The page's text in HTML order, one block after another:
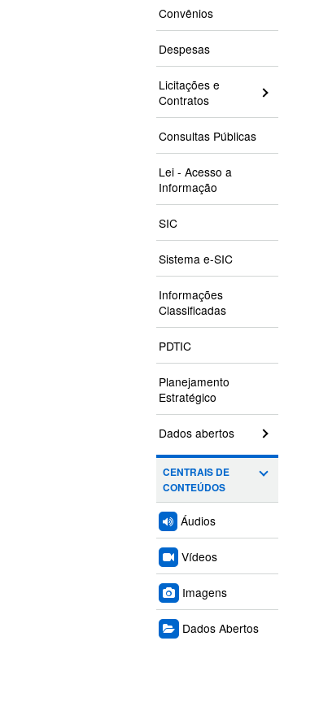
Convênios
Despesas
Licitações e
Contratos
Consultas Públicas
Lei - Acesso a
Informação
SIC
Sistema e-SIC
Informações
Classificadas
PDTIC
Planejamento
Estratégico
Dados abertos
CENTRAIS DE
CONTEÚDOS
Áudios
Vídeos
Imagens
Dados Abertos